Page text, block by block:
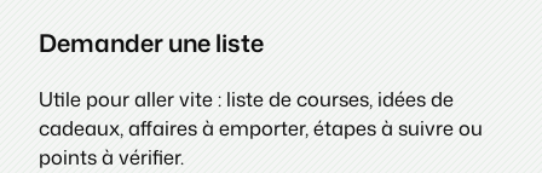
Demander une liste
Utile pour aller vite : liste de courses, idées de
cadeaux, affaires à emporter, étapes à suivre ou
points à vérifier.